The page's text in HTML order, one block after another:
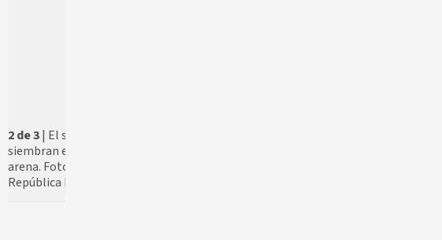
2 de 3| El sustrato debe tener buen drenaje y mantenerse húmedo sin
siembran entre 1 y 2 centímetros de profundidad y se cubren con una capa fina
arena. Foto: © Osmil Crooke ACENTO Fecha: 6 febrero, 2026, Rancho Arriba, San
República Dominicana